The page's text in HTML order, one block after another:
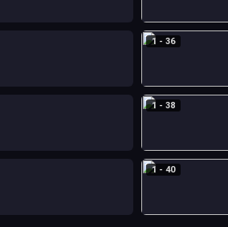
1 - 36
1 - 38
1 - 40